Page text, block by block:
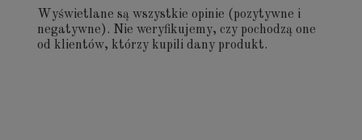
Wyświetlane są wszystkie opinie (pozytywne i
negatywne). Nie weryfikujemy, czy pochodzą one
od klientów, którzy kupili dany produkt.